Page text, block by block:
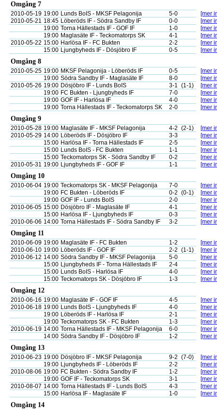
Omgång 7
2010-05-19 19:00 Lunds BoIS - MKSF Pelagonija 5-0
[mer
2010-05-21 18:45 Löberöds IF - Södra Sandby IF 0-0
[mer
19:00 Torna Hällestads IF - GOF IF 1-0
[mer
19:00 Maglasäte IF - Teckomatorps SK 4-1
[mer
2010-05-22 15:00 Harlösa IF - FC Bukten 2-2
[mer
15:00 Ljungbyheds IF - Dösjöbro IF 0-5 [mer
Omgång 8
2010-05-25 19:00 MKSF Pelagonija - Löberöds IF 0-5
[mer
19:00 Södra Sandby IF - Maglasäte IF 8-0
[mer
2010-05-26 19:00 Dösjöbro IF - Lunds BoIS 3-1 (1-1)
[mer
19:00 FC Bukten - Ljungbyheds IF 7-0
[mer
19:00 GOF IF - Harlösa IF 4-0
[mer
19:00 Torna Hällestads IF - Teckomatorps SK 2-0 [mer
Omgång 9
2010-05-28 19:00 Maglasäte IF - MKSF Pelagonija 4-2 (2-1)
[mer
2010-05-29 14:00 Löberöds IF - Dösjöbro IF 3-3
[mer
15:00 Harlösa IF - Torna Hällestads IF 2-5
[mer
15:00 Lunds BoIS - FC Bukten 1-1
[mer
15:00 Teckomatorps SK - Södra Sandby IF 0-2
[mer
2010-05-31 19:00 Ljungbyheds IF - GOF IF 1-1 [mer
Omgång 10
2010-06-04 19:00 Teckomatorps SK - MKSF Pelagonija 7-0
[mer
19:00 FC Bukten - Löberöds IF 0-2 (0-1)
[mer
19:00 GOF IF - Lunds BoIS 2-0
[mer
2010-06-05 15:00 Dösjöbro IF - Maglasäte IF 4-1
[mer
15:00 Harlösa IF - Ljungbyheds IF 0-3
[mer
2010-06-06 14:00 Torna Hällestads IF - Södra Sandby IF 3-2 [mer
Omgång 11
2010-06-09 19:00 Maglasäte IF - FC Bukten 1-2
[mer
2010-06-10 19:00 Löberöds IF - GOF IF 2-2 (1-1)
[mer
2010-06-12 14:00 Södra Sandby IF - MKSF Pelagonija 5-0
[mer
15:00 Ljungbyheds IF - Torna Hällestads IF 2-4
[mer
15:00 Lunds BoIS - Harlösa IF 4-0
[mer
15:00 Teckomatorps SK - Dösjöbro IF 1-3 [mer
Omgång 12
2010-06-16 19:00 Maglasäte IF - GOF IF 4-5
[mer
2010-06-18 19:00 Lunds BoIS - Ljungbyheds IF 4-0
[mer
19:00 Löberöds IF - Harlösa IF 2-1
[mer
19:00 Teckomatorps SK - FC Bukten 1-3
[mer
2010-06-19 14:00 Torna Hällestads IF - MKSF Pelagonija 6-0
[mer
14:00 Södra Sandby IF - Dösjöbro IF 1-2 [mer
Omgång 13
2010-06-23 19:00 Dösjöbro IF - MKSF Pelagonija 9-2 (7-0)
[mer
19:00 Ljungbyheds IF - Löberöds IF 2-2
[mer
2010-08-06 19:00 FC Bukten - Södra Sandby IF 1-2
[mer
19:00 GOF IF - Teckomatorps SK 3-1
[mer
2010-08-07 14:00 Torna Hällestads IF - Lunds BoIS 4-3
[mer
15:00 Harlösa IF - Maglasäte IF 1-0 [mer
Omgång 14